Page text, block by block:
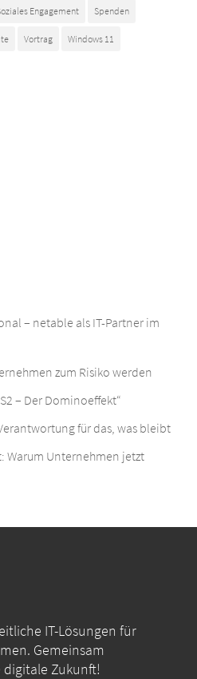
Engagement Spenden
Vortrag Windows 11
– netable als IT-Partner im
zum Risiko werden
– Der Dominoeffekt“
für das, was bleibt
Warum Unternehmen jetzt
IT-Lösungen für
Gemeinsam
Zukunft!